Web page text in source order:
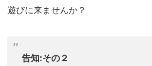
遊びに来ませんか？
告知:その２